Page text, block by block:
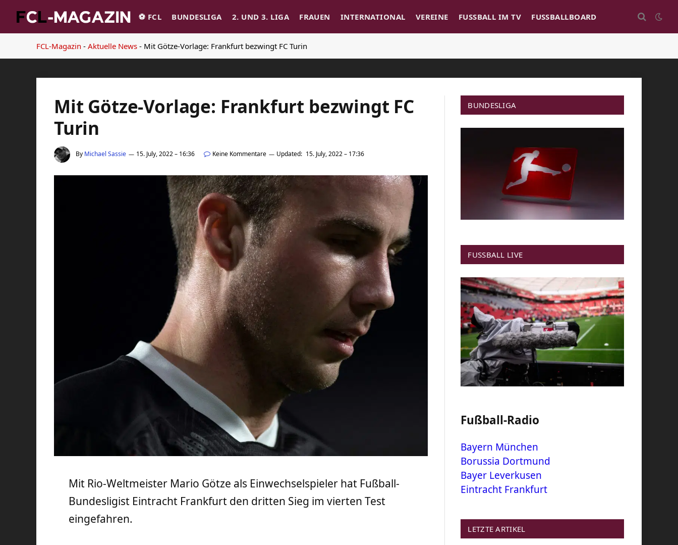
⚽️ FCL BUNDESLIGA 2. UND 3. LIGA FRAUEN INTERNATIONAL VEREINE FUSSBALL IM TV FUSSBALLBOARD
FCL-Magazin - Aktuelle News - Mit Götze-Vorlage: Frankfurt bezwingt FC Turin
Mit Götze-Vorlage: Frankfurt bezwingt FC
Turin
By Michael Sassie 15. July, 2022 – 16:36 Keine Kommentare Updated: 15. July, 2022 – 17:36
Mit Rio-Weltmeister Mario Götze als Einwechselspieler hat Fußball-
Bundesligist Eintracht Frankfurt den dritten Sieg im vierten Test
eingefahren.
BUNDESLIGA
FUSSBALL LIVE
Fußball-Radio
Bayern München
Borussia Dortmund
Bayer Leverkusen
Eintracht Frankfurt
LETZTE ARTIKEL